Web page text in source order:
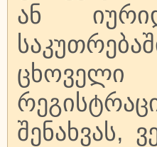
ან
შენახვას,